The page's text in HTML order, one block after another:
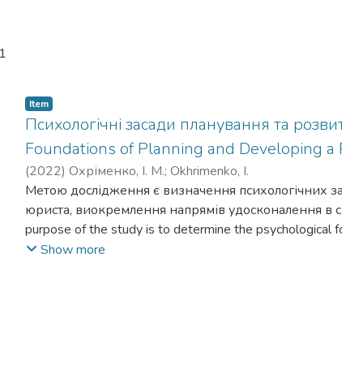
Item
Психологічні засади планування та
Foundations of Planning and Developing a
(2022) Охріменко, І. М.; Okhrimenko, I.
Метою дослідження є визначення психологічних
юриста, виокремлення напрямів удосконалення в
purpose of the study is to determine the psychological
of a lawyer, to identify areas for improvement in the
Show more